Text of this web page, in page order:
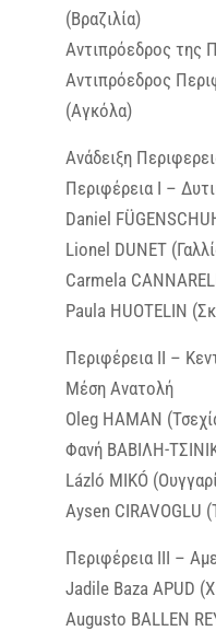
(Βραζιλία)
Αντιπρόεδρος της
Αντιπρόεδρος
(Αγκόλα)
Ανάδειξη
Περιφέρεια Ι –
Daniel
Lionel DUNET
Carmela
Paula HUOTELIN
Περιφέρεια ΙΙ –
Μέση Ανατολή
Oleg HAMAN
Φανή ΒΑΒΙΛΗ-
Lázló MIKÓ
Aysen CIRAVOGLU
Περιφέρεια ΙΙΙ –
Jadile Baza APUD
Augusto BALLEN